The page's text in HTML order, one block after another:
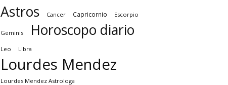
Astros Cancer Capricornio Escorpio
Geminis Horoscopo diario
Leo Libra
Lourdes Mendez
Lourdes Mendez Astrologa